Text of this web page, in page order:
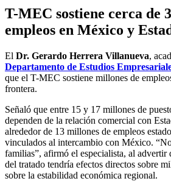
T-MEC sostiene cerca de
empleos en México y
El Dr. Gerardo Herrera Villanueva,
Departamento de Estudios
que el T-MEC sostiene millones de
frontera.
Señaló que entre 15 y 17 millones de
dependen de la relación comercial con
alrededor de 13 millones de empleos
vinculados al intercambio con México.
familias”, afirmó el especialista, al advertir
del tratado tendría efectos directos sobre
sobre la estabilidad económica regional.